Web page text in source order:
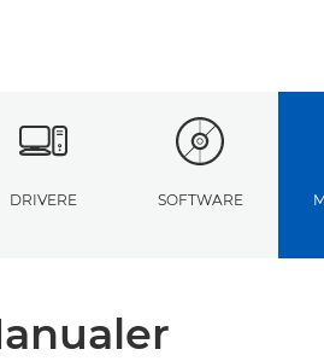
DRIVERE SOFTWARE